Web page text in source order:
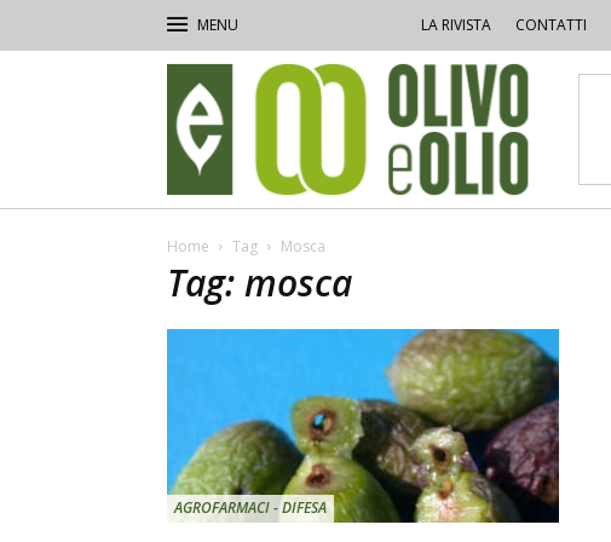
LA RIVISTA CONTATTI
e
Olio
Home Tag Mosca
Tag: mosca
AGROFARMACI - DIFESA